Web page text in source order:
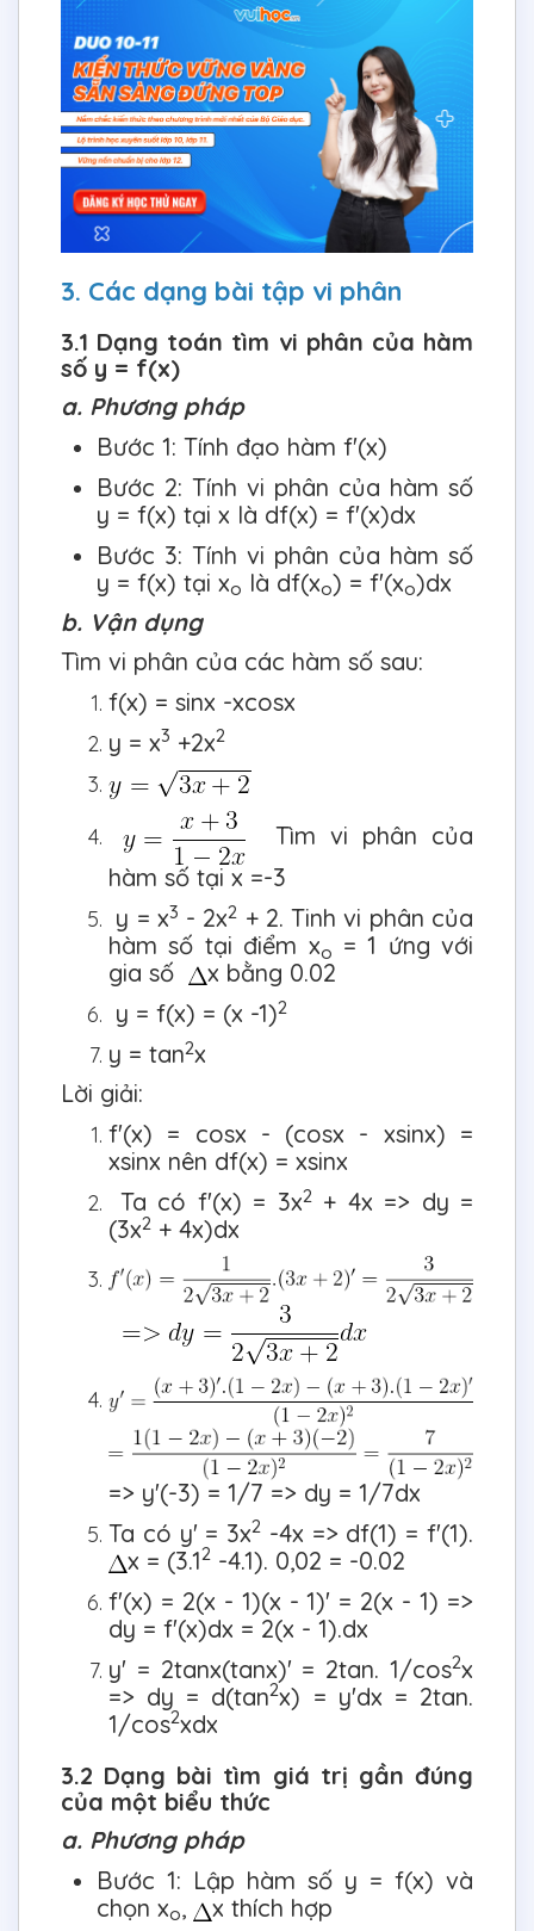
3. Các dạng bài tập vi phân
3.1 Dạng toán tìm vi phân của hàm
số y = f(x)
a. Phương pháp
Bước 1: Tính đạo hàm f'(x)
Bước 2: Tính vi phân của hàm số
y = f(x) tại x là df(x) = f'(x)dx
Bước 3: Tính vi phân của hàm số
y = f(x) tại xo là df(xo) = f'(xo)dx
b. Vận dụng
Tìm vi phân của các hàm số sau:
f(x) = sinx -xcosx
y = x3 +2x2
Tìm vi phân của
hàm số tại x =-3
y = x3 - 2x2 + 2. Tinh vi phân của
hàm số tại điểm xo = 1 ứng với
gia số
x bằng 0.02
y = f(x) = (x -1)2
y = tan2x
Lời giải:
f'(x) = cosx - (cosx - xsinx) =
xsinx nên df(x) = xsinx
Ta có f'(x) = 3x2+ 4x => dy =
(3x2 + 4x)dx
=> y'(-3) = 1/7 => dy = 1/7dx
Ta có y' = 3x2 -4x => df(1) = f'(1).
x = (3.12 -4.1). 0,02 = -0.02
f'(x) = 2(x - 1)(x - 1)' = 2(x - 1) =>
dy = f'(x)dx = 2(x - 1).dx
y' = 2tanx(tanx)' = 2tan. 1/cos2x
=> dy = d(tan2x) = y'dx = 2tan.
1/cos2xdx
3.2 Dạng bài tìm giá trị gần đúng
của một biểu thức
a. Phương pháp
Bước 1: Lập hàm số y = f(x) và
chọn xo, x thích hợp